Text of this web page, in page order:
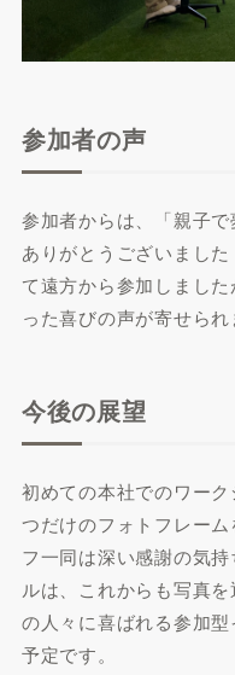
参加者の声
参加者からは、「親子
ありがとうございまし
て遠方から参加しまし
った喜びの声が寄せられ
今後の展望
初めての本社でのワー
つだけのフォトフレー
フ一同は深い感謝の気
ルは、これからも写真
の人々に喜ばれる参加
予定です。